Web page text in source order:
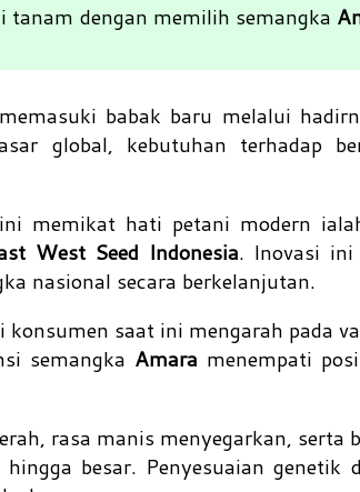
dengan memilih semangka
babak baru melalui
global, kebutuhan terhadap
memikat hati petani modern
West Seed Indonesia. Inovasi ini
nasional secara berkelanjutan.
saat ini mengarah pada
semangka Amara menempati
rasa manis menyegarkan, serta
besar. Penyesuaian